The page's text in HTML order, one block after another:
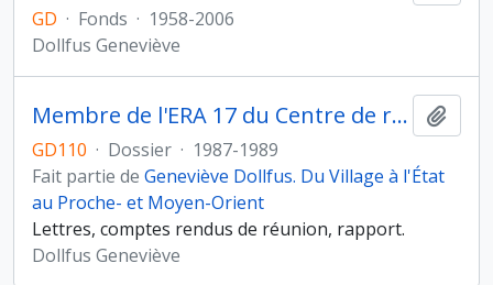
GD · Fonds · 1958-2006
Dollfus Geneviève
Membre de l'ERA 17 du Centre de recherches archéologiques (CNRS)
GD110 · Dossier · 1987-1989
Fait partie de Geneviève Dollfus. Du Village à l'État
au Proche- et Moyen-Orient
Lettres, comptes rendus de réunion, rapport.
Dollfus Geneviève